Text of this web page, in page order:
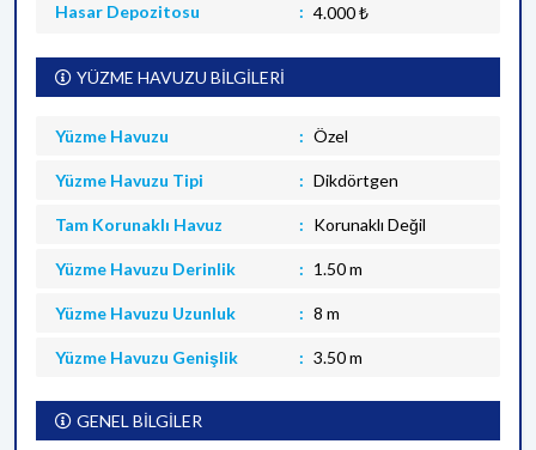
Hasar Depozitosu 4.000 ₺
YÜZME HAVUZU BİLGİLERİ
Yüzme Havuzu Özel
Yüzme Havuzu Tipi Dikdörtgen
Tam Korunaklı Havuz Korunaklı Değil
Yüzme Havuzu Derinlik 1.50 m
Yüzme Havuzu Uzunluk 8 m
Yüzme Havuzu Genişlik 3.50 m
GENEL BİLGİLER